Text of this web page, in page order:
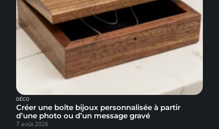
DÉCO
Créer une boîte bijoux personnalisée à partir
d’une photo ou d’un message gravé
7 août 2026